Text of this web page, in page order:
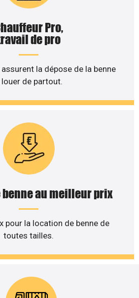
Pro,
de pro
la dépose de la benne
louer de partout.
benne au meilleur prix
pour la location de benne de
toutes tailles.